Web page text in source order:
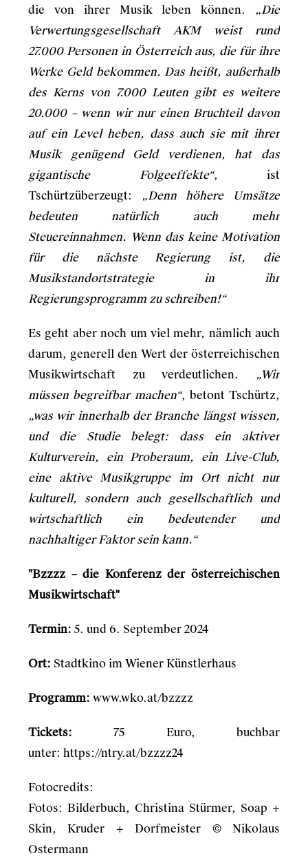
die von ihrer Musik leben können. „Die
Verwertungsgesellschaft AKM weist rund
27.000 Personen in Österreich aus, die für ihre
Werke Geld bekommen. Das heißt, außerhalb
des Kerns von 7.000 Leuten gibt es weitere
20.000 – wenn wir nur einen Bruchteil davon
auf ein Level heben, dass auch sie mit ihrer
Musik genügend Geld verdienen, hat das
gigantische Folgeeffekte“, ist
Tschürtzüberzeugt:
„Denn höhere Umsätze
bedeuten natürlich auch mehr
Steuereinnahmen. Wenn das keine Motivation
für die nächste Regierung ist, die
Musikstandortstrategie in ihr
Regierungsprogramm zu schreiben!“
Es geht aber noch um viel mehr, nämlich auch
darum, generell den Wert der österreichischen
Musikwirtschaft zu verdeutlichen. „Wir
müssen begreifbar machen“, betont Tschürtz,
„was wir innerhalb der Branche längst wissen,
und die Studie belegt: dass ein aktiver
Kulturverein, ein Proberaum, ein Live-Club,
eine aktive Musikgruppe im Ort nicht nur
kulturell, sondern auch gesellschaftlich und
wirtschaftlich ein bedeutender und
nachhaltiger Faktor sein kann.“
"Bzzzz – die Konferenz der österreichischen
Musikwirtschaft"
Termin: 5. und 6. September 2024
Ort: Stadtkino im Wiener Künstlerhaus
Programm: www.wko.at/bzzzz
Tickets: 75 Euro, buchbar
unter: https://ntry.at/bzzzz24
Fotocredits:
Fotos: Bilderbuch, Christina Stürmer, Soap +
Skin, Kruder + Dorfmeister © Nikolaus
Ostermann